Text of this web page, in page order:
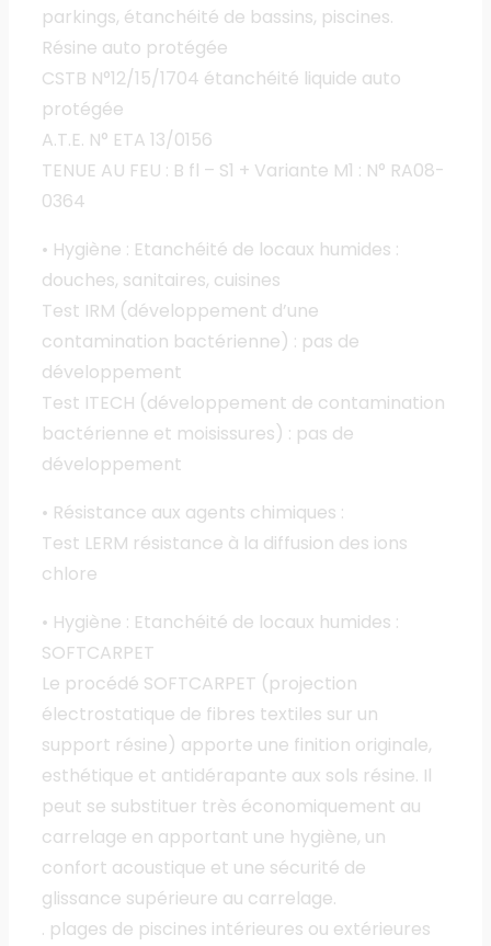
parkings, étanchéité de bassins, piscines.
Résine auto protégée
CSTB N°12/15/1704 étanchéité liquide auto
protégée
A.T.E. N° ETA 13/0156
TENUE AU FEU : B fl – S1 + Variante M1 : N° RA08-
0364
• Hygiène : Etanchéité de locaux humides :
douches, sanitaires, cuisines
Test IRM (développement d’une
contamination bactérienne) : pas de
développement
Test ITECH (développement de contamination
bactérienne et moisissures) : pas de
développement
• Résistance aux agents chimiques :
Test LERM résistance à la diffusion des ions
chlore
• Hygiène : Etanchéité de locaux humides :
SOFTCARPET
Le procédé SOFTCARPET (projection
électrostatique de fibres textiles sur un
support résine) apporte une finition originale,
esthétique et antidérapante aux sols résine. Il
peut se substituer très économiquement au
carrelage en apportant une hygiène, un
confort acoustique et une sécurité de
glissance supérieure au carrelage.
. plages de piscines intérieures ou extérieures